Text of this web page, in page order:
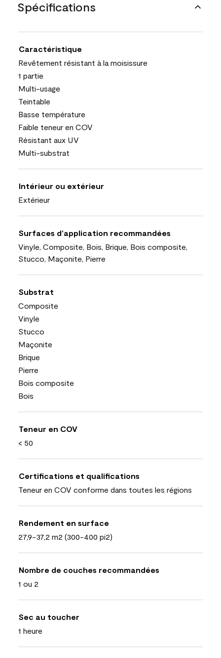
Spécifications
Caractéristique
Revêtement résistant à la moisissure
1 partie
Multi-usage
Teintable
Basse température
Faible teneur en COV
Résistant aux UV
Multi-substrat
Intérieur ou extérieur
Extérieur
Surfaces d’application recommandées
Vinyle, Composite, Bois, Brique, Bois composite,
Stucco, Maçonite, Pierre
Substrat
Composite
Vinyle
Stucco
Maçonite
Brique
Pierre
Bois composite
Bois
Teneur en COV
< 50
Certifications et qualifications
Teneur en COV conforme dans toutes les régions
Rendement en surface
27,9-37,2 m2 (300-400 pi2)
Nombre de couches recommandées
1 ou 2
Sec au toucher
1 heure